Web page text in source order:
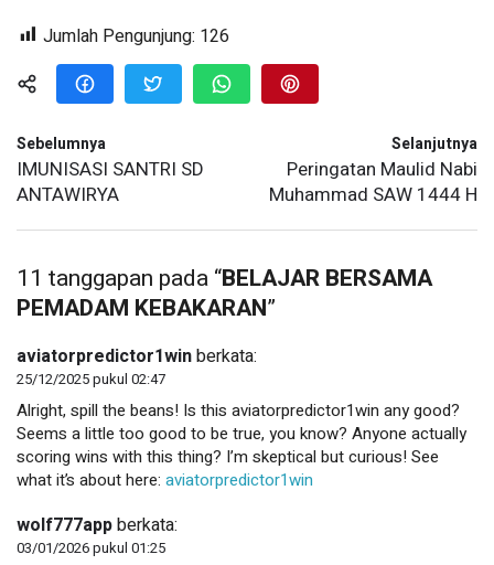
Jumlah Pengunjung: 126
Sebelumnya
IMUNISASI SANTRI SD
ANTAWIRYA
Selanjutnya
Peringatan Maulid Nabi
Muhammad SAW 1444 H
11 tanggapan pada “BELAJAR BERSAMA
PEMADAM KEBAKARAN”
aviatorpredictor1winberkata:
25/12/2025 pukul 02:47
Alright, spill the beans! Is this aviatorpredictor1win any good?
Seems a little too good to be true, you know? Anyone actually
scoring wins with this thing? I’m skeptical but curious! See
what it’s about here: aviatorpredictor1win
wolf777appberkata:
03/01/2026 pukul 01:25